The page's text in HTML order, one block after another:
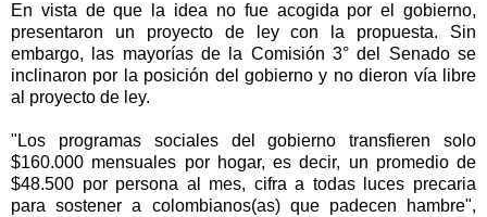
En vista de que la idea no fue acogida por el gobierno,
presentaron un proyecto de ley con la propuesta. Sin
embargo, las mayorías de la Comisión 3° del Senado se
inclinaron por la posición del gobierno y no dieron vía libre
al proyecto de ley.
"Los programas sociales del gobierno transfieren solo
$160.000 mensuales por hogar, es decir, un promedio de
$48.500 por persona al mes, cifra a todas luces precaria
para sostener a colombianos(as) que padecen hambre",